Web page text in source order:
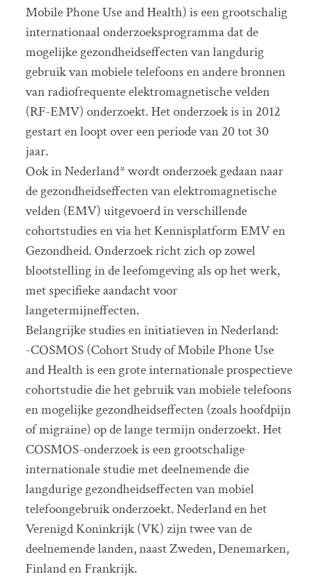
Mobile Phone Use and Health) is een grootschalig
internationaal onderzoeksprogramma dat de
mogelijke gezondheidseffecten van langdurig
gebruik van mobiele telefoons en andere bronnen
van radiofrequente elektromagnetische velden
(RF-EMV) onderzoekt. Het onderzoek is in 2012
gestart en loopt over een periode van 20 tot 30
jaar.
Ook in Nederland* wordt onderzoek gedaan naar
de gezondheidseffecten van elektromagnetische
velden (EMV) uitgevoerd in verschillende
cohortstudies en via het Kennisplatform EMV en
Gezondheid. Onderzoek richt zich op zowel
blootstelling in de leefomgeving als op het werk,
met specifieke aandacht voor
langetermijneffecten.
Belangrijke studies en initiatieven in Nederland:
-COSMOS (Cohort Study of Mobile Phone Use
and Health is een grote internationale prospectieve
cohortstudie die het gebruik van mobiele telefoons
en mogelijke gezondheidseffecten (zoals hoofdpijn
of migraine) op de lange termijn onderzoekt. Het
COSMOS-onderzoek is een grootschalige
internationale studie met deelnemende die
langdurige gezondheidseffecten van mobiel
telefoongebruik onderzoekt. Nederland en het
Verenigd Koninkrijk (VK) zijn twee van de
deelnemende landen, naast Zweden, Denemarken,
Finland en Frankrijk.